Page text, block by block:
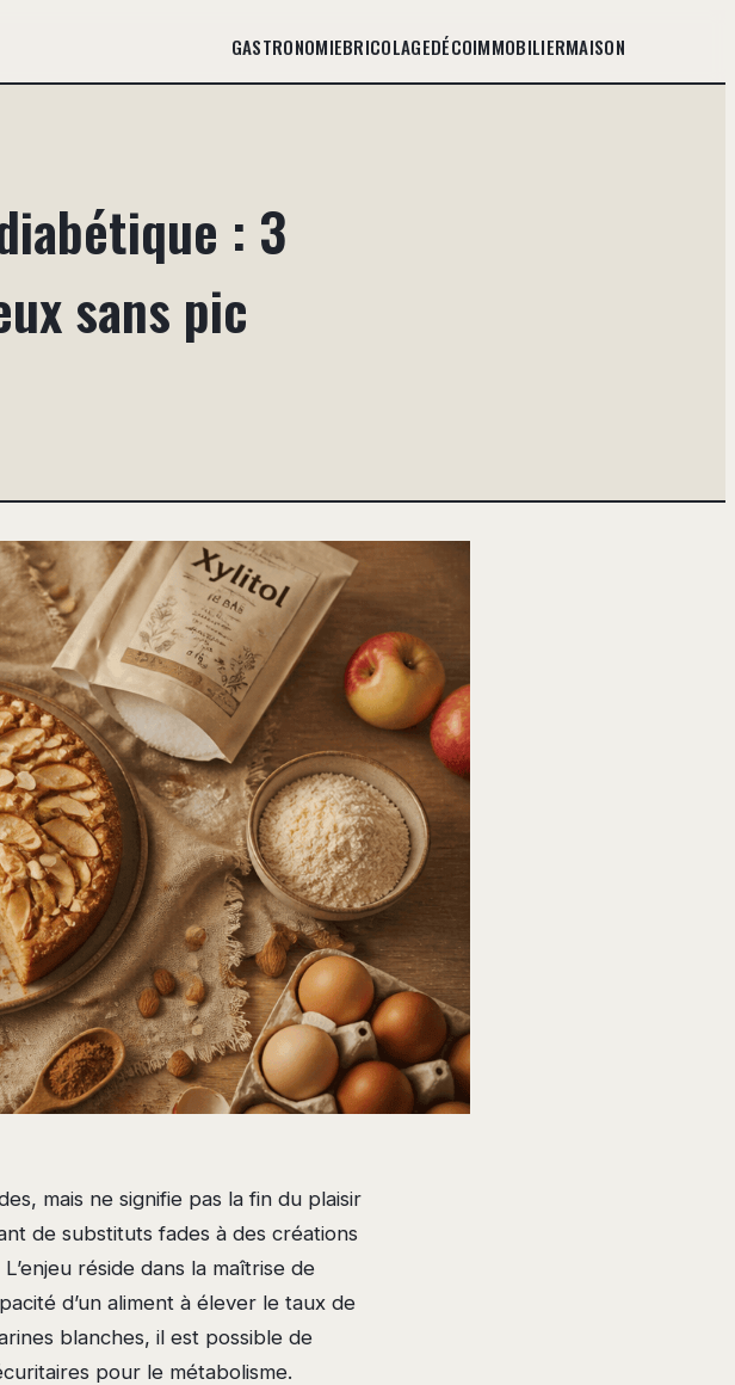
GASTRONOMIEBRICOLAGEDÉCOIMMOBILIERMAISON
: 3
sans pic
mais ne signifie pas la fin du plaisir
de substituts fades à des créations
réside dans la maîtrise de
d’un aliment à élever le taux de
blanches, il est possible de
pour le métabolisme.